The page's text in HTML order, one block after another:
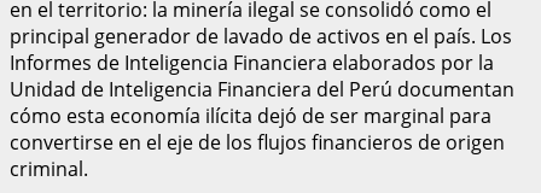
en el territorio: la minería ilegal se consolidó como el
principal generador de lavado de activos en el país. Los
Informes de Inteligencia Financiera elaborados por la
Unidad de Inteligencia Financiera del Perú documentan
cómo esta economía ilícita dejó de ser marginal para
convertirse en el eje de los flujos financieros de origen
criminal.